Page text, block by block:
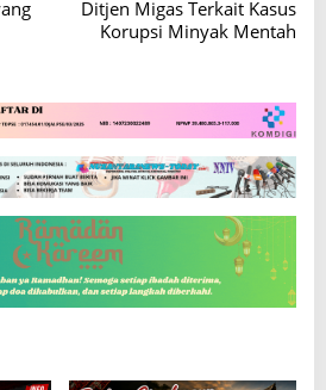
Ditjen Migas Terkait Kasus
Korupsi Minyak Mentah